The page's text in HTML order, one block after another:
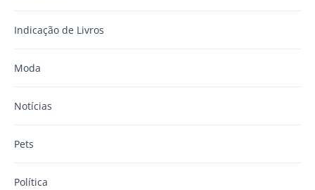
Indicação de Livros
Moda
Notícias
Pets
Política